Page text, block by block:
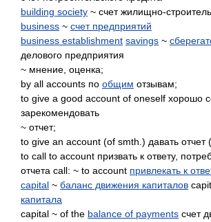
building society ~ счет жилищно-
business ~ счет предприятий
business establishment savings ~
делового предприятия
~ мнение, оценка;
by all accounts по общим отзывам;
to give a good account of oneself хорошо
зарекомендовать
~ отчет;
to give an account (of smth.) давать отчет
to call to account призвать к ответу,
отчета call: ~ to account привлекать к
capital ~ баланс движения капиталов
капитала
capital ~ of the balance of payments счет